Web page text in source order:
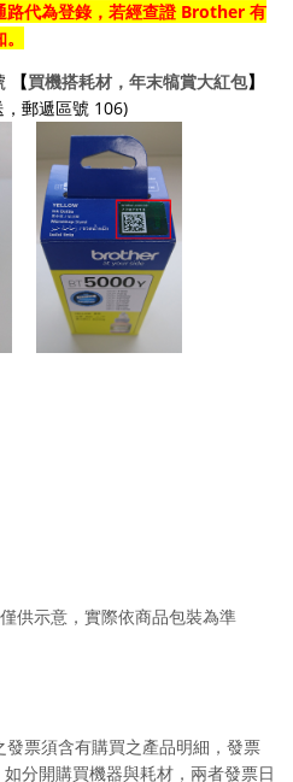
代為登錄，若經查證 Brother 有
【買機搭耗材，年末犒賞大紅包】
郵遞區號 106)
供示意，實際依商品包裝為準
發票須含有購買之產品明細，發票
分開購買機器與耗材，兩者發票日